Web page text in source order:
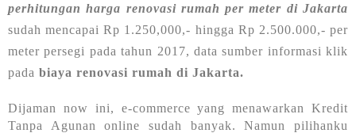
perhitungan harga renovasi rumah per meter di Jakarta
sudah mencapai Rp 1.250,000,- hingga Rp 2.500.000,- per
meter persegi pada tahun 2017, data sumber informasi klik
pada biaya renovasi rumah di Jakarta.
Dijaman now ini, e-commerce yang menawarkan Kredit
Tanpa Agunan online sudah banyak. Namun pilihanku